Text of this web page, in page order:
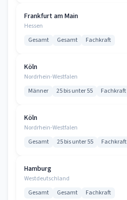
Frankfurt am Main
Hessen
Gesamt Gesamt Fachkraft
Köln
Nordrhein-Westfalen
Männer 25 bis unter 55 Fachkraft
Köln
Nordrhein-Westfalen
Gesamt 25 bis unter 55 Fachkraft
Hamburg
Westdeutschland
Gesamt Gesamt Fachkraft